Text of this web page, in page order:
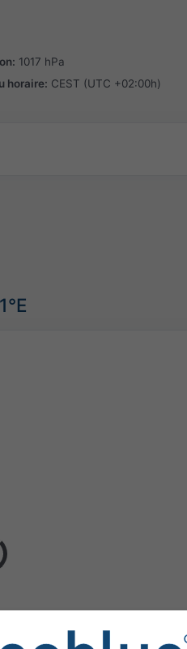
1017 hPa
horaire: CEST (UTC +02:00h)